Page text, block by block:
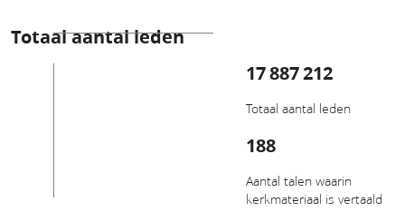
Totaal aantal leden
17 887 212
Totaal aantal leden
188
Aantal talen waarin
kerkmateriaal is vertaald